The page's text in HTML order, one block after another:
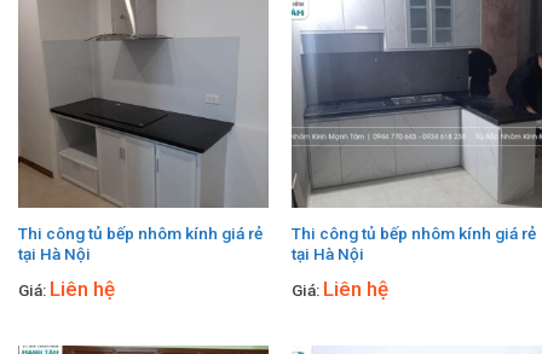
Thi công tủ bếp nhôm kính giá rẻ
tại Hà Nội
Giá: Liên hệ
Thi công tủ bếp nhôm kính giá rẻ
tại Hà Nội
Giá: Liên hệ